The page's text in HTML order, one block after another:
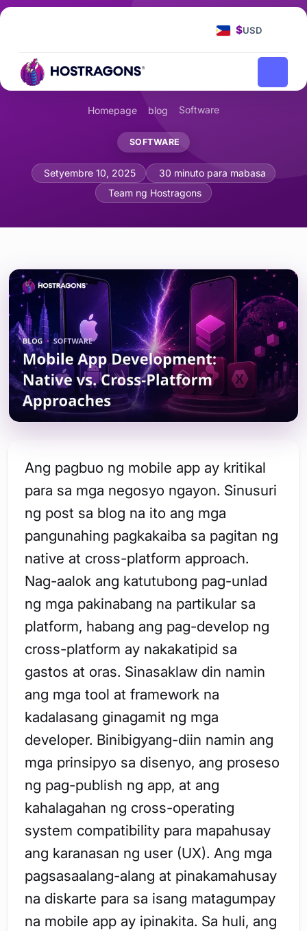
$USD
Homepage blog Software
SOFTWARE
Mobile App Development: Native vs.
Setyembre 10, 2025
30 minuto para mabasa
Team ng Hostragons
Ang pagbuo ng mobile app ay kritikal
para sa mga negosyo ngayon. Sinusuri
ng post sa blog na ito ang mga
pangunahing pagkakaiba sa pagitan ng
native at cross-platform approach.
Nag-aalok ang katutubong pag-unlad
ng mga pakinabang na partikular sa
platform, habang ang pag-develop ng
cross-platform ay nakakatipid sa
gastos at oras. Sinasaklaw din namin
ang mga tool at framework na
kadalasang ginagamit ng mga
developer. Binibigyang-diin namin ang
mga prinsipyo sa disenyo, ang proseso
ng pag-publish ng app, at ang
kahalagahan ng cross-operating
system compatibility para mapahusay
ang karanasan ng user (UX). Ang mga
pagsasaalang-alang at pinakamahusay
na diskarte para sa isang matagumpay
na mobile app ay ipinakita. Sa huli, ang